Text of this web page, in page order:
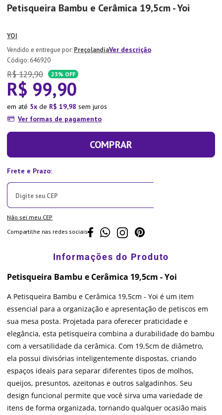
Petisqueira Bambu e Cerâmica 19,5cm - Yoi
YOI
PreçolandiaVer descrição
: 646920
R$ 129,90 23% OFF
R$ 99,90
em até 5 de R$ 19,98 sem juros
Ver formas de pagamento
COMPRAR
Não sei meu CEP
Compartilhe nas redes sociais
Petisqueira Bambu e Cerâmica 19,5cm - Yoi
A Petisqueira Bambu e Cerâmica 19,5cm - Yoi é um item
essencial para a organização e apresentação de petiscos em
sua mesa posta. Projetada para oferecer praticidade e
elegância, esta petisqueira combina a durabilidade do bambu
com a versatilidade da cerâmica. Com 19,5cm de diâmetro,
ela possui divisórias inteligentemente dispostas, criando
espaços ideais para separar diferentes tipos de molhos,
queijos, presuntos, azeitonas e outros salgadinhos. Seu
design funcional permite que você sirva uma variedade de
itens de forma organizada, tornando qualquer ocasião mais
10º Lixeira